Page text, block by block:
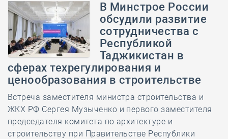
В Минстрое России
обсудили развитие
сотрудничества с
Республикой
Таджикистан в
сферах техрегулирования и
ценообразования в строительстве
Встреча заместителя министра строительства и
ЖКХ РФ Сергея Музыченко и первого заместителя
председателя комитета по архитектуре и
строительству при Правительстве Республики